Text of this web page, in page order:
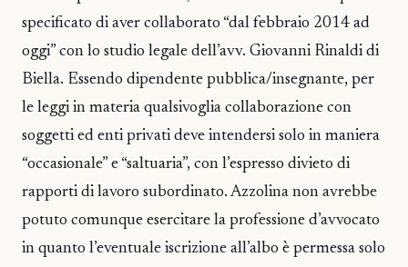
specificato di aver collaborato “dal febbraio 2014 ad
oggi” con lo studio legale dell’avv. Giovanni Rinaldi di
Biella. Essendo dipendente pubblica/insegnante, per
le leggi in materia qualsivoglia collaborazione con
soggetti ed enti privati deve intendersi solo in maniera
“occasionale” e “saltuaria”, con l’espresso divieto di
rapporti di lavoro subordinato. Azzolina non avrebbe
potuto comunque esercitare la professione d’avvocato
in quanto l’eventuale iscrizione all’albo è permessa solo